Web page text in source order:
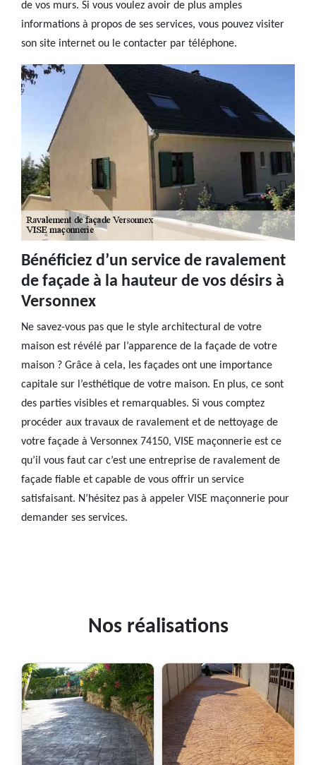
de vos murs. Si vous voulez avoir de plus amples
informations à propos de ses services, vous pouvez visiter
son site internet ou le contacter par téléphone.
Bénéficiez d’un service de ravalement
de façade à la hauteur de vos désirs à
Versonnex
Ne savez-vous pas que le style architectural de votre
maison est révélé par l’apparence de la façade de votre
maison ? Grâce à cela, les façades ont une importance
capitale sur l’esthétique de votre maison. En plus, ce sont
des parties visibles et remarquables. Si vous comptez
procéder aux travaux de ravalement et de nettoyage de
votre façade à Versonnex 74150, VISE maçonnerie est ce
qu’il vous faut car c’est une entreprise de ravalement de
façade fiable et capable de vous offrir un service
satisfaisant. N’hésitez pas à appeler VISE maçonnerie pour
demander ses services.
Nos réalisations